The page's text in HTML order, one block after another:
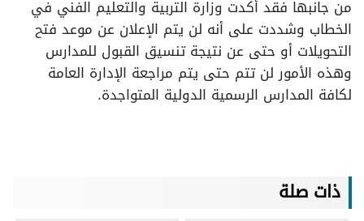
من جانبها فقد أكدت وزارة التربية والتعليم الفني في
الخطاب وشددت على أنه لن يتم الإعلان عن موعد فتح
التحويلات أو حتى عن نتيجة تنسيق القبول للمدارس
وهذه الأمور لن تتم حتى يتم مراجعة الإدارة العامة
لكافة المدارس الرسمية الدولية المتواجدة.
ذات صلة